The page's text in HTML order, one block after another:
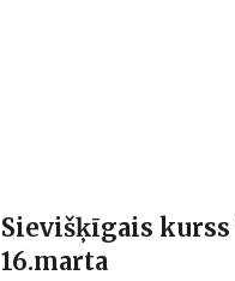
Sievišķīgais kurss
16.marta